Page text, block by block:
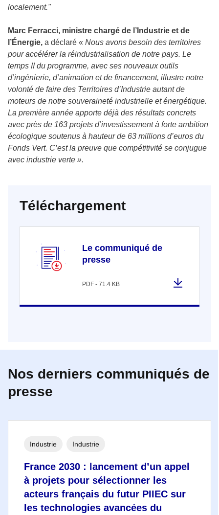
localement."
Marc Ferracci, ministre chargé de l’Industrie et de
l’Énergie, a déclaré « Nous avons besoin des territoires
pour accélérer la réindustrialisation de notre pays. Le
temps II du programme, avec ses nouveaux outils
d’ingénierie, d’animation et de financement, illustre notre
volonté de faire des Territoires d’Industrie autant de
moteurs de notre souveraineté industrielle et énergétique.
La première année apporte déjà des résultats concrets
avec près de 163 projets d’investissement à forte ambition
écologique soutenus à hauteur de 63 millions d’euros du
Fonds Vert. C’est la preuve que compétitivité se conjugue
avec industrie verte ».
Téléchargement
Le communiqué de
presse
PDF - 71.4 KB
Nos derniers communiqués de
presse
France 2030 : lancement d’un appel
à projets pour sélectionner les
acteurs français du futur PIIEC sur
les technologies avancées du
Industrie Industrie